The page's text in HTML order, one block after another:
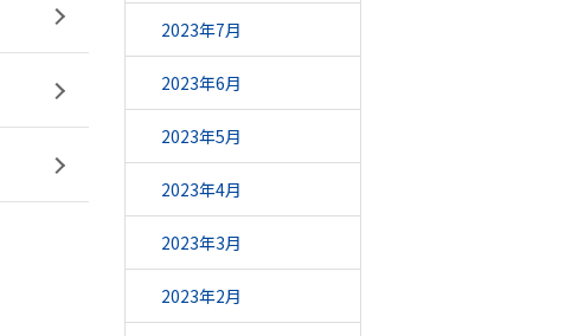
2023年7月
2023年6月
2023年5月
2023年4月
2023年3月
2023年2月